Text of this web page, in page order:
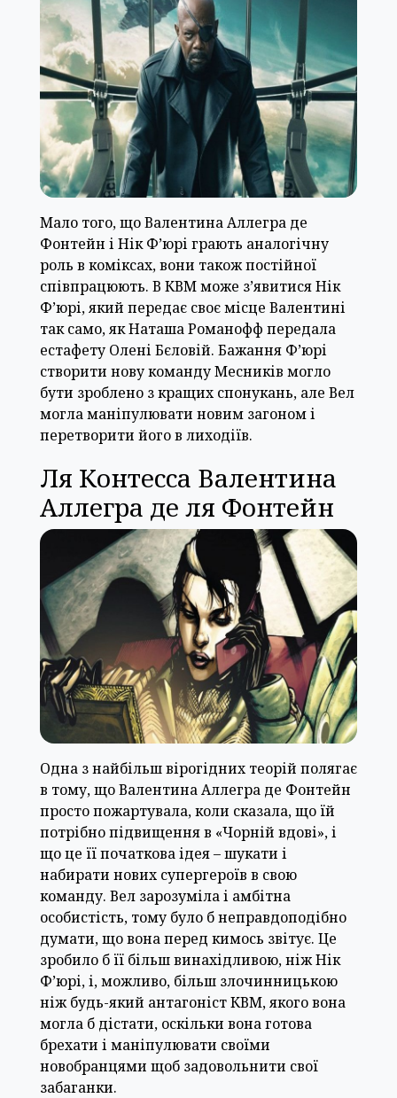
Мало того, що Валентина Аллегра де
Фонтейн і Нік Ф’юрі грають аналогічну
роль в коміксах, вони також постійної
співпрацюють. В КВМ може з’явитися Нік
Ф’юрі, який передає своє місце Валентині
так само, як Наташа Романофф передала
естафету Олені Бєловій. Бажання Ф’юрі
створити нову команду Месників могло
бути зроблено з кращих спонукань, але Вел
могла маніпулювати новим загоном і
перетворити його в лиходіїв.
Ля Контесса Валентина
Аллегра де ля Фонтейн
Одна з найбільш вірогідних теорій полягає
в тому, що Валентина Аллегра де Фонтейн
просто пожартувала, коли сказала, що їй
потрібно підвищення в «Чорній вдові», і
що це її початкова ідея – шукати і
набирати нових супергероїв в свою
команду. Вел зарозуміла і амбітна
особистість, тому було б неправдоподібно
думати, що вона перед кимось звітує. Це
зробило б її більш винахідливою, ніж Нік
Ф’юрі, і, можливо, більш злочинницькою
ніж будь-який антагоніст КВМ, якого вона
могла б дістати, оскільки вона готова
брехати і маніпулювати своїми
новобранцями щоб задовольнити свої
забаганки.